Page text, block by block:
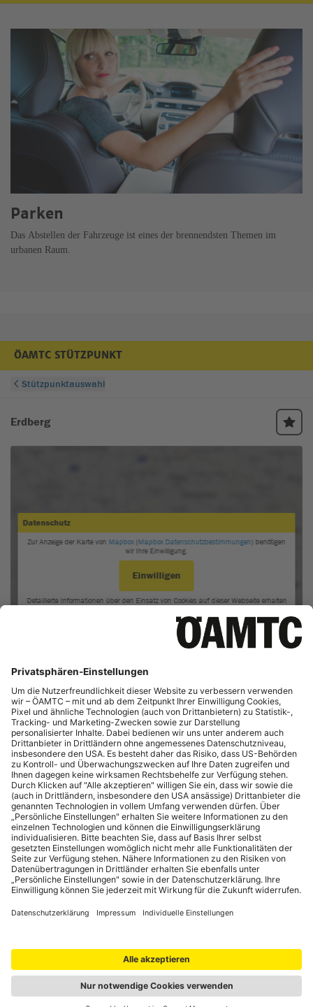
Parken
Das Abstellen der Fahrzeuge ist eines der brennendsten Themen im
urbanen Raum.
ÖAMTC STÜTZPUNKT